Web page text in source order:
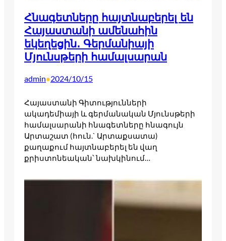
Հնագետները հայտնաբերել են
Հայաստանի ամենահին
եկեղեցին․ Գերմանիայի
Մյունսթերի համալսարան
admin•2024/10/15
Հայաստանի Գիտությունների
ակադեմիայի և գերմանական Մյունսթերի
համալսարանի հնագետները հնագույն
Արտաշատ (հուն.` Արտաքսատա)
քաղաքում հայտնաբերել են վաղ
քրիստոնեական՝ նախկինում…